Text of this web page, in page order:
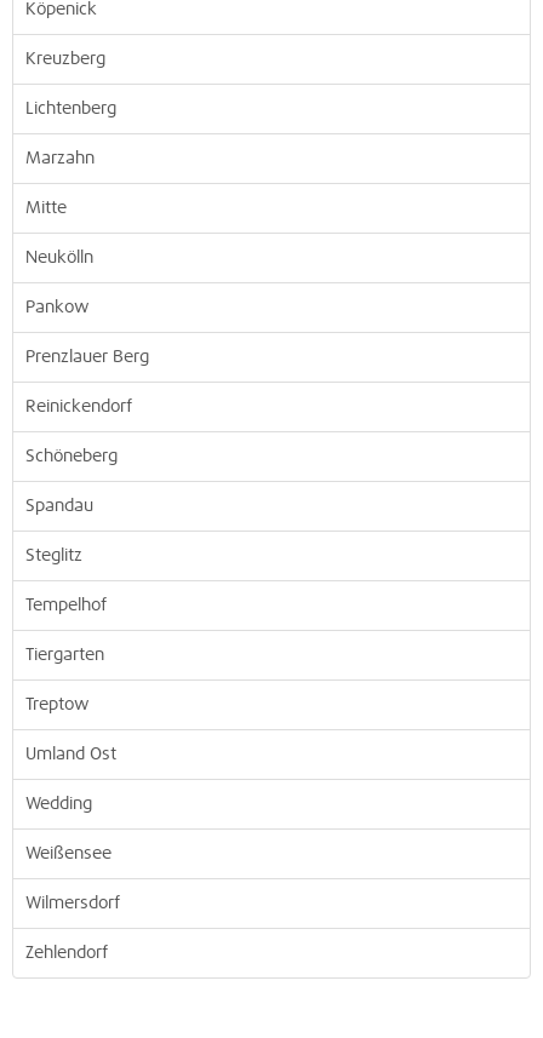
Köpenick
Kreuzberg
Lichtenberg
Marzahn
Mitte
Neukölln
Pankow
Prenzlauer Berg
Reinickendorf
Schöneberg
Spandau
Steglitz
Tempelhof
Tiergarten
Treptow
Umland Ost
Wedding
Weißensee
Wilmersdorf
Zehlendorf